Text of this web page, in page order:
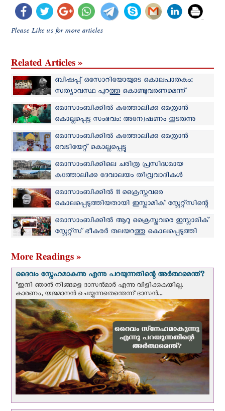
Please Like us for more articles
Related Articles »
ബിഷപ്പ് ഒസോറിയോയുടെ കൊലപാതകം:
സത്യാവസ്ഥ പുറത്തു കൊണ്ടുവരണമെന്ന്
മൊസാംബിക്ക് മെത്രാൻ സമിതി
മൊസാംബിക്കില്‍ കത്തോലിക്ക മെത്രാന്‍
കൊല്ലപ്പെട്ട സംഭവം: അന്വേഷണം തുടരുന്നു
മൊസാംബിക്കിൽ കത്തോലിക്ക മെത്രാൻ
വെടിയേറ്റ് കൊല്ലപ്പെട്ടു
മൊസാംബിക്കിലെ ചരിത്ര പ്രസിദ്ധമായ
കത്തോലിക്ക ദേവാലയം തീവ്രവാദികള്‍
അഗ്നിയ്ക്കിരയാക്കി
മൊസാംബിക്കില്‍ 11 ക്രൈസ്തവരെ
കൊലപ്പെടുത്തിയതായി ഇസ്ലാമിക് സ്റ്റേറ്റ്സിന്റെ
വെളിപ്പെടുത്തല്‍
മൊസാംബിക്കിൽ ആറു ക്രൈസ്ത‌വരെ ഇസ്ലാമിക്
സ്റ്റേറ്റ്സ് ഭീകരർ തലയറത്തു കൊലപ്പെടുത്തി
More Readings »
ദൈവം സ്നേഹമാകുന്നു എന്നു പറയുന്നതിന്റെ അർത്ഥമെന്ത്?
"ഇനി ഞാന്‍ നിങ്ങളെ ദാസന്‍മാര്‍ എന്നു വിളിക്കുകയില്ല.
കാരണം, യജമാനന്‍ ചെയ്യുന്നതെന്തെന്ന് ദാസന്‍...